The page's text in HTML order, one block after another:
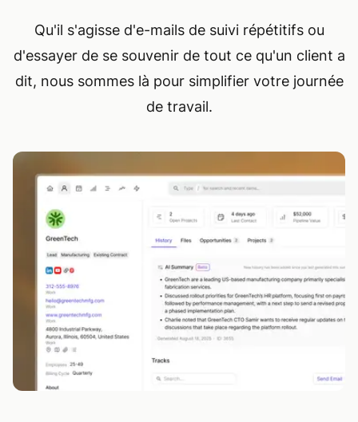
Qu'il s'agisse d'e-mails de suivi répétitifs ou
d'essayer de se souvenir de tout ce qu'un client a
dit, nous sommes là pour simplifier votre journée
de travail.